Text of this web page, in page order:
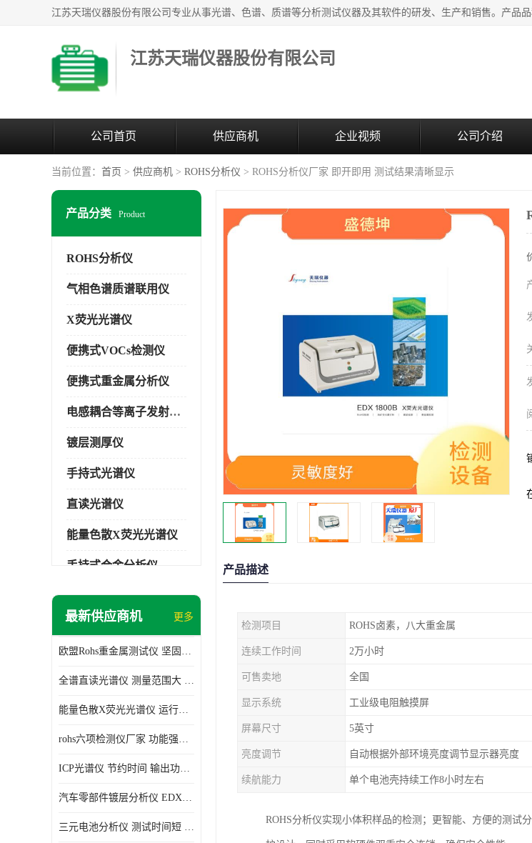
江苏天瑞仪器股份有限公司
公司首页 供应商机 企业视频 公司介绍
当前位置： 首页 > 供应商机 > ROHS分析仪 > ROHS分析仪厂家 即开即用 测试结果清晰显示
产品分类 Product
ROHS分析仪
气相色谱质谱联用仪
X荧光光谱仪
便携式VOCs检测仪
便携式重金属分析仪
电感耦合等离子发射光谱仪
镀层测厚仪
手持式光谱仪
直读光谱仪
能量色散X荧光光谱仪
手持式合金分析仪
手持式矿石分析仪
光电直读光谱仪
便携式水质重金属检测仪
最新供应商机 更多
欧盟Rohs重金属测试仪 坚固耐用 测试结果清晰显示
全谱直读光谱仪 测量范围大 抗干扰性能好
能量色散X荧光光谱仪 运行稳定性高 方便样品的测量
rohs六项检测仪厂家 功能强大 可直接分析
ICP光谱仪 节约时间 输出功率稳定
汽车零部件镀层分析仪 EDX600PLUS 自动谱线识别
三元电池分析仪 测试时间短 体积小 方便便携
产品描述
检测项目 ROHS卤素，八大重金属
连续工作时间 2万小时
可售卖地 全国
显示系统 工业级电阻触摸屏
屏幕尺寸 5英寸
亮度调节 自动根据外部环境亮度调节显示器亮度
续航能力 单个电池壳持续工作8小时左右
ROHS分析仪实现小体积样品的检测；更智能、方便的测试